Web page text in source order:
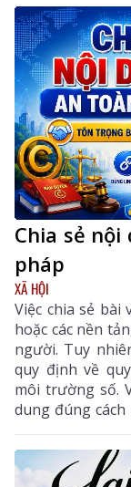
Chia sẻ nội
pháp
XÃ HỘI
Việc chia sẻ
hoặc các nền
người. Tuy
quy định về
môi trường số.
dung đúng
tuệ của tác giả,
vi phạm pháp